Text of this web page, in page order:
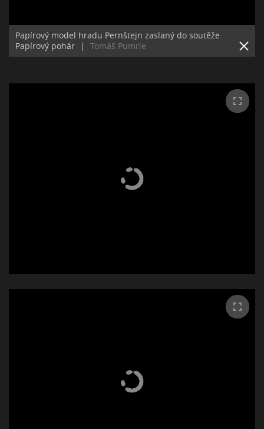
Papírový model hradu Pernštejn zaslaný do soutěže
Papírový pohár
| Tomáš Pumrle